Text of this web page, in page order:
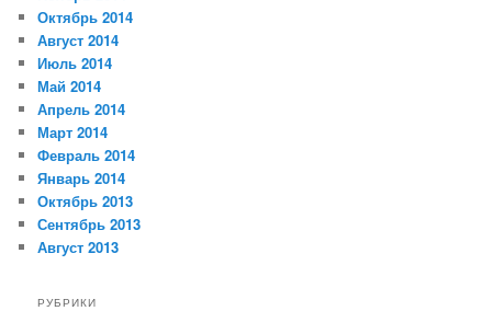
Октябрь 2014
Август 2014
Июль 2014
Май 2014
Апрель 2014
Март 2014
Февраль 2014
Январь 2014
Октябрь 2013
Сентябрь 2013
Август 2013
РУБРИКИ